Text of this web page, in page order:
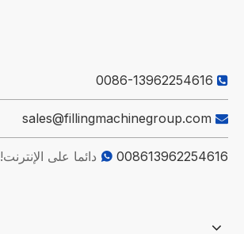

0086-13962254616

sales@fillingmachinegroup.com
 008613962254616 دائما على الإنترنت!